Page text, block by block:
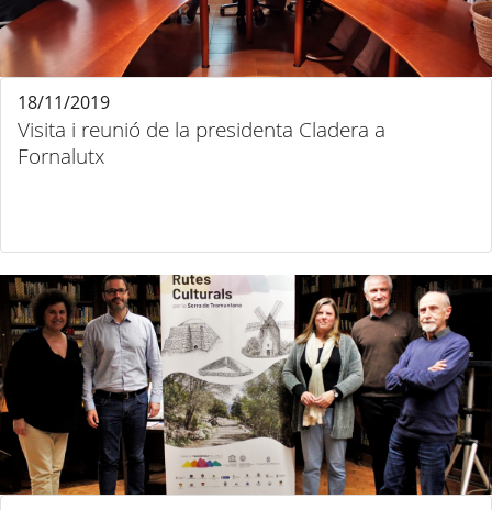
Visita i reunió de la presidenta Cladera a
Fornalutx
18/11/2019